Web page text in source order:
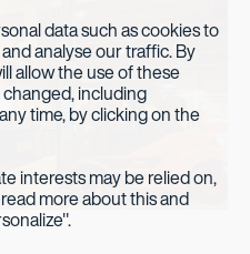
data such as cookies to
analyse our traffic. By
allow the use of these
including
time, by clicking on the
interests may be relied on,
more about this and